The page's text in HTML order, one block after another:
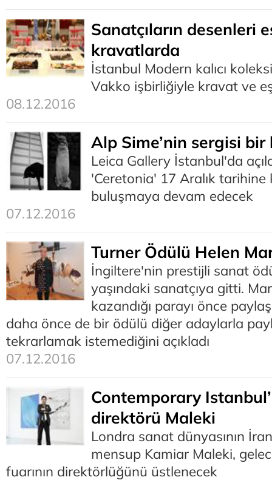
Sanatçıların desenleri
kravatlarda
İstanbul Modern kalıcı
Vakko işbirliğiyle kravat ve
08.12.2016
Alp Sime’nin sergisi bir
Leica Gallery İstanbul'da
'Ceretonia' 17 Aralık
buluşmaya devam edecek
07.12.2016
Turner Ödülü Helen
İngiltere'nin prestijli sanat
yaşındaki sanatçıya gitti.
kazandığı parayı önce
daha önce de bir ödülü diğer adaylarla
tekrarlamak istemediğini açıkladı
07.12.2016
Contemporary
direktörü Maleki
Londra sanat dünyasının
mensup Kamiar Maleki,
fuarının direktörlüğünü üstlenecek